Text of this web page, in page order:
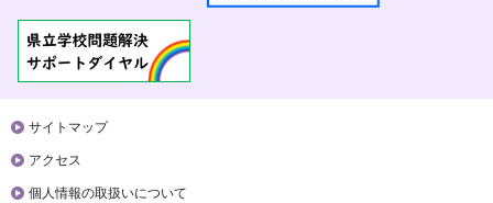
サイトマップ
アクセス
個人情報の取扱いについて